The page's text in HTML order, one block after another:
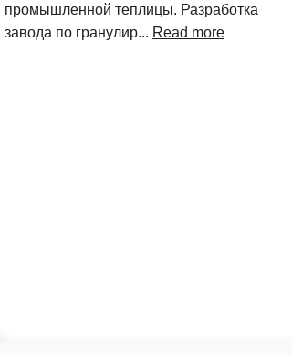
промышленной теплицы. Разработка
завода по гранулир... Read more